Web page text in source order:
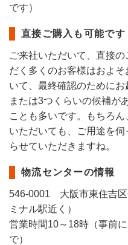
です）
直接ご購入も可能です
ご来社いただいて、直接
だく多くのお客様はおよ
いて、最終確認のためにお
または3つくらいの候補が
ことも多いです。もちろ
いただいても、ご用途を
らせていただきますね。
物流センターの情報
546-0001 大阪市東住吉区
ミナル駅近く）
営業時間10～18時（事前
で）